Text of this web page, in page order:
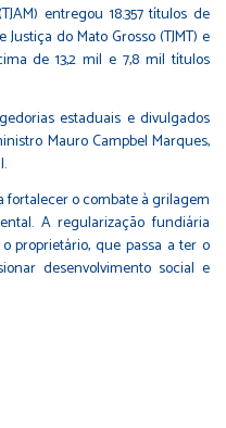
entregou 18.357 títulos de
do Mato Grosso (TJMT) e
de 13,2 mil e 7,8 mil títulos
estaduais e divulgados
Mauro Campbel Marques,
fortalecer o combate à grilagem
A regularização fundiária
proprietário, que passa a ter o
desenvolvimento social e